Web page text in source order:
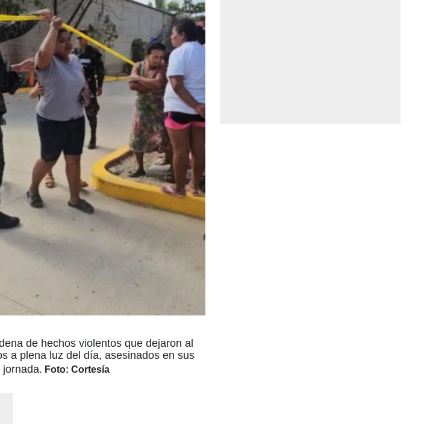
de hechos violentos que dejaron al
a plena luz del día, asesinados en sus
Foto: Cortesía